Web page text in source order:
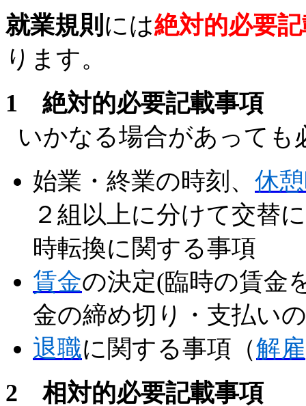
就業規則 には絶対的必要
ります。
1 絶対的必要記載事項
いかなる場合があっても
始業・終業の時刻、 休
２組以上に分けて交替
時転換に関する事項
賃金の決定(臨時の賃金
金の締め切り・支払い
退職に関する事項（解雇
2 相対的必要記載事項